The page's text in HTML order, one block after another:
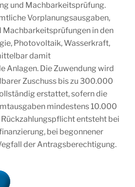
und Machbarkeitsprüfung.
Vorplanungsausgaben,
Machbarkeitsprüfungen in den
Photovoltaik, Wasserkraft,
damit
Anlagen. Die Zuwendung wird
Zuschuss bis zu 300.000
erstattet, sofern die
mindestens 10.000
Rückzahlungspflicht entsteht bei
bei begonnener
der Antragsberechtigung.